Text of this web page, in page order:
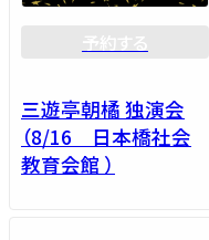
三遊亭朝橘 独演会
（8/16 日本橋社会
教育会館 ）